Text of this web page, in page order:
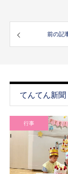
前の記
てんてん新聞
行事